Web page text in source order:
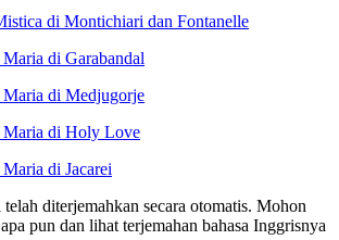
di Montichiari dan Fontanelle
di Garabandal
Maria di Medjugorje
Maria di Holy Love
di Jacarei
diterjemahkan secara otomatis. Mohon
pun dan lihat terjemahan bahasa Inggrisnya